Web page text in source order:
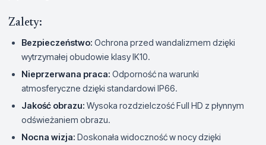
Zalety:
Bezpieczeństwo: Ochrona przed wandalizmem dzięki
wytrzymałej obudowie klasy IK10.
Nieprzerwana praca: Odporność na warunki
atmosferyczne dzięki standardowi IP66.
Jakość obrazu: Wysoka rozdzielczość Full HD z płynnym
odświeżaniem obrazu.
Nocna wizja: Doskonała widoczność w nocy dzięki